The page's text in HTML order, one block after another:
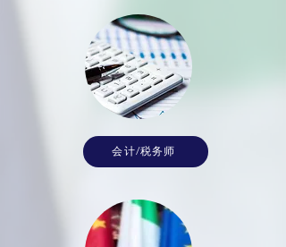
会计/税务师